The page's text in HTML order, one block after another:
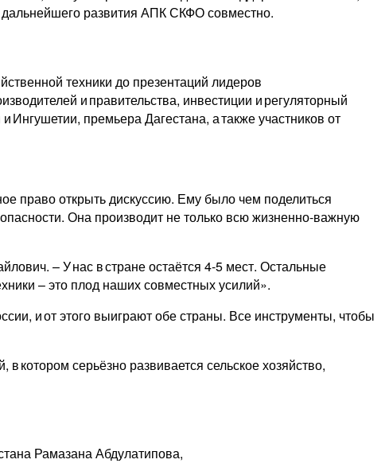
дальнейшего развития АПК СКФО совместно.
техники до презентаций лидеров
и правительства, инвестиции и регуляторный
премьера Дагестана, а также участников от
право открыть дискуссию. Ему было чем поделиться
Она производит не только всю жизненно-важную
– У нас в стране остаётся 4‑5 мест. Остальные
– это плод наших совместных усилий».
и от этого выиграют обе страны. Все инструменты, чтобы
котором серьёзно развивается сельское хозяйство,
Рамазана Абдулатипова,